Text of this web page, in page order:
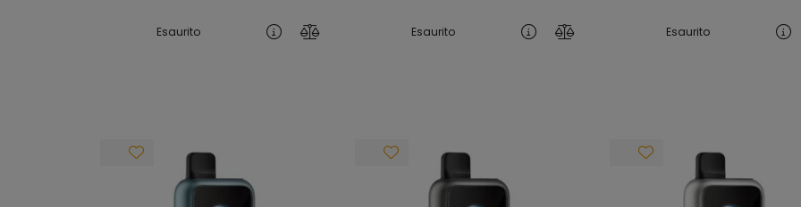
Esaurito Esaurito Esaurito